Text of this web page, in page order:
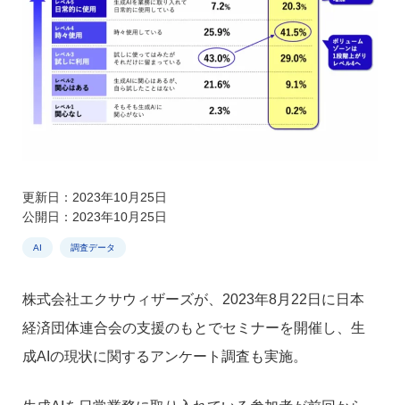
更新日：2023年10月25日
公開日：2023年10月25日
AI 調査データ
株式会社エクサウィザーズが、2023年8月22日に日本
経済団体連合会の支援のもとでセミナーを開催し、生
成AIの現状に関するアンケート調査も実施。